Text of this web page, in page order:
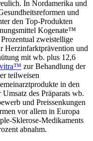
In Nordamerika und
und
den Top-Produkten
Kogenate™
zweistellige
Herzinfarktprävention und
mit wb. plus 12,6
zur Behandlung der
teilweisen
in den
des Präparats wb.
und Preissenkungen
vor allem in Europa
Sklerose-Medikaments
abnahm.